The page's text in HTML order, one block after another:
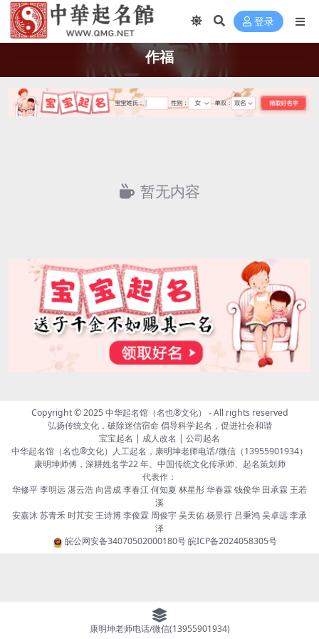
登录
作福
暂无内容
Copyright © 2025中华起名馆（名也®文化） - All rights reserved
弘扬传统文化，破除迷信宿命 倡导科学起名，促进社会和谐
宝宝起名 | 成人改名 | 公司起名
中华起名馆（名也®文化）人工起名，康明坤老师电话/微信（13955901934）
康明坤师傅，深耕姓名学22 年、中国传统文化传承师、起名策划师
代表作：
华修平 李明远 湛云浩 向晋成 李春江 何知夏 林星彤 华春霖 钱俊华 田承霖 王若
溪
安嘉沐 苏青禾 时芃安 王诗博 李俊霖 周俊宇 吴天佑 杨景行 吕秉鸿 吴卓远 李承
泽
皖公网安备34070502000180号皖ICP备2024058305号
康明坤老师电话/微信(13955901934)